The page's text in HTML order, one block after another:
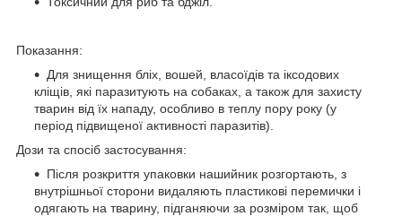
Показання:
Для знищення бліх, вошей, власоїдів та іксодових
кліщів, які паразитують на собаках, а також для захисту
тварин від їх нападу, особливо в теплу пору року (у
період підвищеної активності паразитів).
Дози та спосіб застосування:
Після розкриття упаковки нашийник розгортають, з
внутрішньої сторони видаляють пластикові перемички і
одягають на тварину, підганяючи за розміром так, щоб